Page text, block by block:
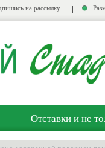
на рассылку
Отставки и не